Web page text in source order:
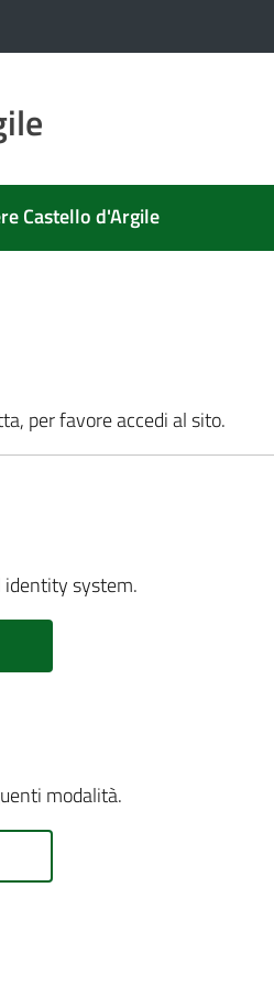
Castello d'Argile
per favore accedi al sito.
identity system.
modalità.